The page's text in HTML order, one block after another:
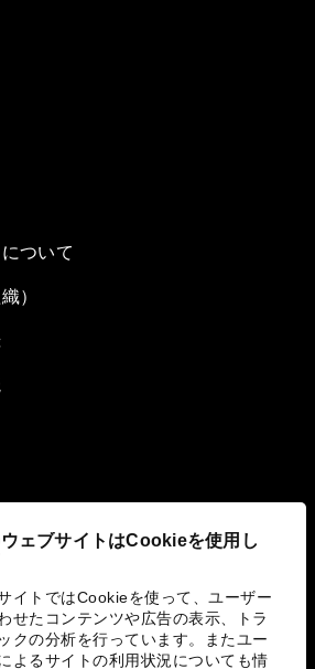
ェブサイトはCookieを使用し
イトではCookieを使って、ユーザー
せたコンテンツや広告の表示、トラ
クの分析を行っています。またユー
よるサイトの利用状況についても情
ついて
）
取り組み